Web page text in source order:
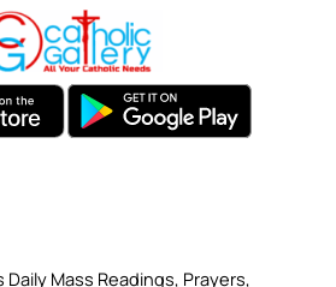
Mass Readings, Prayers,